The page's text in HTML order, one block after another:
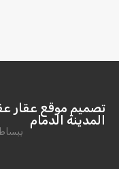
تصميم موقع عقار
المدينة الدمام
ببساطة # ١